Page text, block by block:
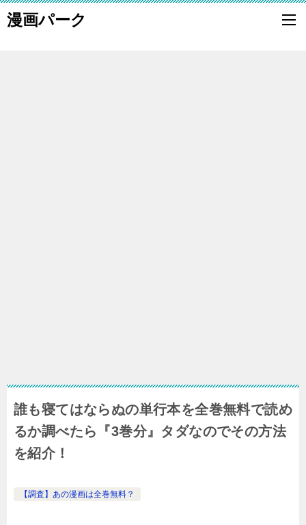
漫画パーク
誰も寝てはならぬの単行本を全巻無料で読め
るか調べたら『3巻分』タダなのでその方法
を紹介！
【調査】あの漫画は全巻無料？